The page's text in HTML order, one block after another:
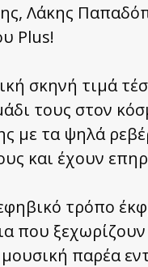
Λάκης
Plus!
σκηνή τιμά
τους στον
με τα ψηλά
και έχουν
τρόπο
που
παρέα